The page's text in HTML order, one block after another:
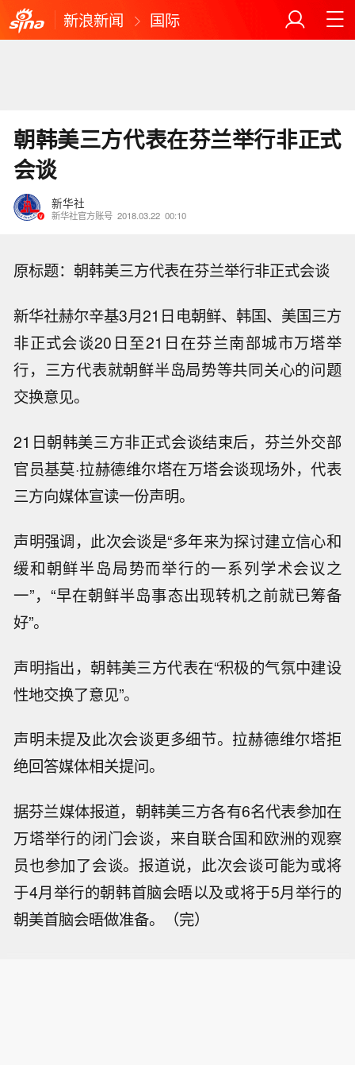
新浪新闻 国际
朝韩美三方代表在芬兰举行非正式
会谈
新华社
新华社官方账号 2018.03.22 00:10
原标题：朝韩美三方代表在芬兰举行非正式会谈
新华社赫尔辛基3月21日电朝鲜、韩国、美国三方
非正式会谈20日至21日在芬兰南部城市万塔举
行，三方代表就朝鲜半岛局势等共同关心的问题
交换意见。
21日朝韩美三方非正式会谈结束后，芬兰外交部
官员基莫·拉赫德维尔塔在万塔会谈现场外，代表
三方向媒体宣读一份声明。
声明强调，此次会谈是“多年来为探讨建立信心和
缓和朝鲜半岛局势而举行的一系列学术会议之
一”，“早在朝鲜半岛事态出现转机之前就已筹备
好”。
声明指出，朝韩美三方代表在“积极的气氛中建设
性地交换了意见”。
声明未提及此次会谈更多细节。拉赫德维尔塔拒
绝回答媒体相关提问。
据芬兰媒体报道，朝韩美三方各有6名代表参加在
万塔举行的闭门会谈，来自联合国和欧洲的观察
员也参加了会谈。报道说，此次会谈可能为或将
于4月举行的朝韩首脑会晤以及或将于5月举行的
朝美首脑会晤做准备。（完）